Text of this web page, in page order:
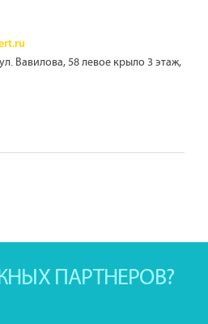
Вавилова, 58 левое крыло 3 этаж,
ПАРТНЕРОВ?